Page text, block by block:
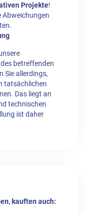
Projekte!
Abweichungen
betreffenden
Sie allerdings,
tatsächlichen
Das liegt an
technischen
ist daher
kauften auch: